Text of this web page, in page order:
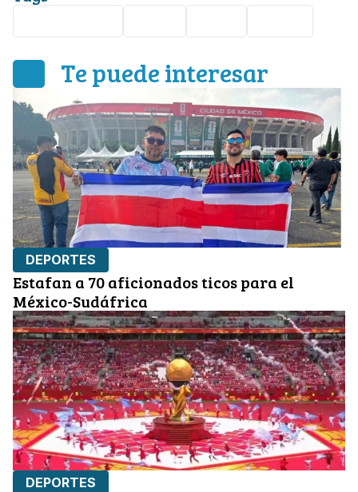
Te puede interesar
DEPORTES
Estafan a 70 aficionados ticos para el
México-Sudáfrica
DEPORTES